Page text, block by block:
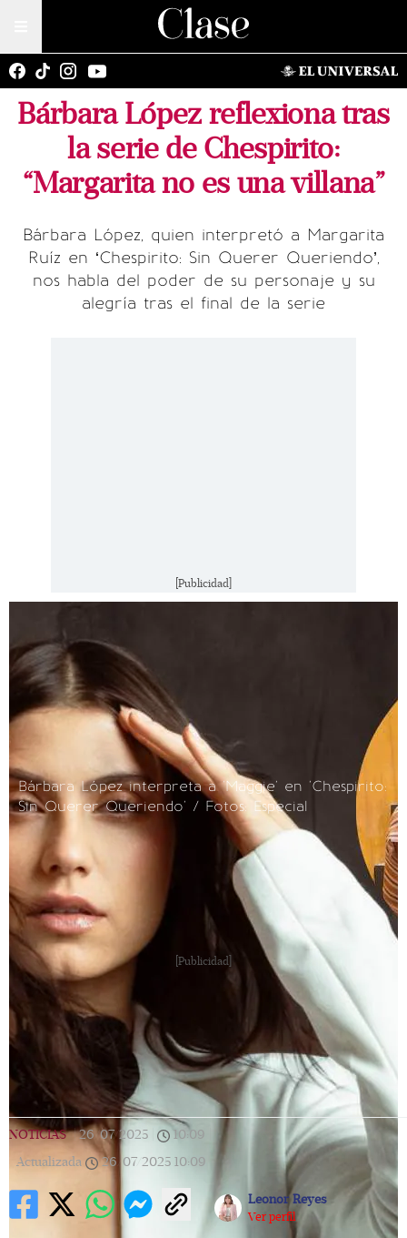
Bárbara López reflexiona tras
la serie de Chespirito:
“Margarita no es una villana”
Bárbara López, quien interpretó a Margarita
Ruíz en ‘Chespirito: Sin Querer Queriendo’,
nos habla del poder de su personaje y su
alegría tras el final de la serie
[Publicidad]
Bárbara López interpreta a 'Maggie' en 'Chespirito:
Sin Querer Queriendo' / Fotos: Especial
[Publicidad]
NOTICIAS | 26/07/2025 10:09
Actualizada
26/07/2025 10:09
Leonor Reyes
Ver perfil